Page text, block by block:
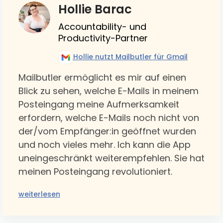
Hollie Barac
Accountability- und
Productivity-Partner
Hollie nutzt Mailbutler für Gmail
Mailbutler ermöglicht es mir auf einen
Blick zu sehen, welche E-Mails in meinem
Posteingang meine Aufmerksamkeit
erfordern, welche E-Mails noch nicht von
der/vom Empfänger:in geöffnet wurden
und noch vieles mehr. Ich kann die App
uneingeschränkt weiterempfehlen. Sie hat
meinen Posteingang revolutioniert.
weiterlesen